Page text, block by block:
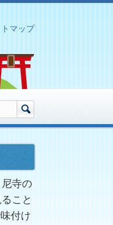
マップ
寺の
こと
付け